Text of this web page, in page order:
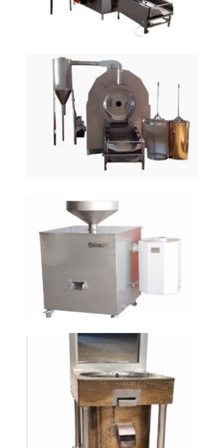
Ротационные печи для
жарки AT-125
машина для очистки
Жарение нута на
зеркальной сковороде